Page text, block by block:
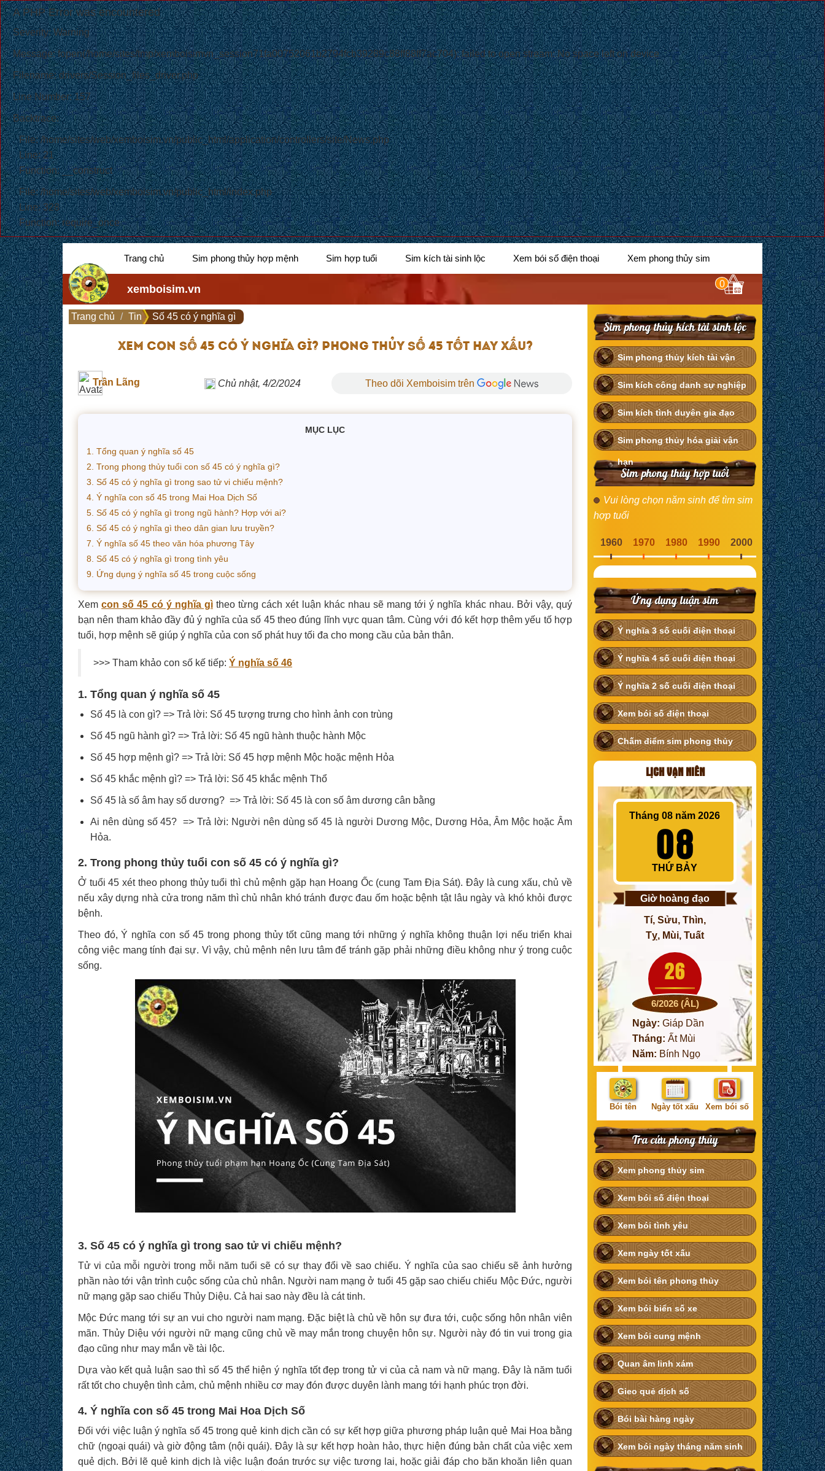
A PHP Error was encountered
Severity: Warning
Message: fopen(/home/sites/tmp/xemboisimvn_session71fa00752061b2794fcb39289c88ff88ff7ac704): failed to open stream: No space left on device
Filename: drivers/Session_files_driver.php
Line Number: 157
Backtrace:
File: /home/sites/web/xemboisim.vn/public_html/application/controllers/site/News.php
Line: 21
Function: __construct
File: /home/sites/web/xemboisim.vn/public_html/index.php
Line: 328
Function: require_once
Trang chủ Sim phong thủy hợp mệnh Sim hợp tuổi Sim kích tài sinh lộc Xem bói số điện thoại Xem phong thủy sim
xemboisim.vn 0
Trang chủ Tin Số 45 có ý nghĩa gì
XEM CON SỐ 45 CÓ Ý NGHĨA GÌ? PHONG THỦY SỐ 45 TỐT HAY XẤU?
Trần Lãng Chủ nhật, 4/2/2024 Theo dõi Xemboisim trên
MỤC LỤC
1. Tổng quan ý nghĩa số 45
2. Trong phong thủy tuổi con số 45 có ý nghĩa gì?
3. Số 45 có ý nghĩa gì trong sao tử vi chiếu mệnh?
4. Ý nghĩa con số 45 trong Mai Hoa Dịch Số
5. Số 45 có ý nghĩa gì trong ngũ hành? Hợp với ai?
6. Số 45 có ý nghĩa gì theo dân gian lưu truyền?
7. Ý nghĩa số 45 theo văn hóa phương Tây
8. Số 45 có ý nghĩa gì trong tình yêu
9. Ứng dụng ý nghĩa số 45 trong cuộc sống
Xemcon số 45 có ý nghĩa gìtheo từng cách xét luận khác nhau sẽ mang tới ý nghĩa khác nhau. Bởi vậy, quý
bạn nên tham khảo đầy đủ ý nghĩa của số 45 theo đúng lĩnh vực quan tâm. Cùng với đó kết hợp thêm yếu tố hợp
tuổi, hợp mệnh sẽ giúp ý nghĩa của con số phát huy tối đa cho mong cầu của bản thân.
>>> Tham khảo con số kế tiếp: Ý nghĩa số 46
1. Tổng quan ý nghĩa số 45
Số 45 là con gì? => Trả lời: Số 45 tượng trưng cho hình ảnh con trùng
Số 45 ngũ hành gì? => Trả lời: Số 45 ngũ hành thuộc hành Mộc
Số 45 hợp mệnh gì? => Trả lời: Số 45 hợp mệnh Mộc hoặc mệnh Hỏa
Số 45 khắc mệnh gì? => Trả lời: Số 45 khắc mệnh Thổ
Số 45 là số âm hay số dương? => Trả lời: Số 45 là con số âm dương cân bằng
Ai nên dùng số 45? => Trả lời: Người nên dùng số 45 là người Dương Mộc, Dương Hỏa, Âm Mộc hoặc Âm
Hỏa.
2. Trong phong thủy tuổi con số 45 có ý nghĩa gì?
Ở tuổi 45 xét theo phong thủy tuổi thì chủ mệnh gặp hạn Hoang Ốc (cung Tam Địa Sát). Đây là cung xấu, chủ về
nếu xây dựng nhà cửa trong năm thì chủ nhân khó tránh được đau ốm hoặc bệnh tật lâu ngày và khó khỏi được
bệnh.
Theo đó, Ý nghĩa con số 45 trong phong thủy tốt cũng mang tới những ý nghĩa không thuận lợi nếu triển khai
công việc mang tính đại sự. Vì vậy, chủ mệnh nên lưu tâm để tránh gặp phải những điều không như ý trong cuộc
sống.
3. Số 45 có ý nghĩa gì trong sao tử vi chiếu mệnh?
Tử vi của mỗi người trong mỗi năm tuổi sẽ có sự thay đổi về sao chiếu. Ý nghĩa của sao chiếu sẽ ảnh hưởng
phần nào tới vận trình cuộc sống của chủ nhân. Người nam mạng ở tuổi 45 gặp sao chiếu chiếu Mộc Đức, người
nữ mạng gặp sao chiếu Thủy Diệu. Cả hai sao này đều là cát tinh.
Mộc Đức mang tới sự an vui cho người nam mạng. Đặc biệt là chủ về hôn sự đưa tới, cuộc sống hôn nhân viên
mãn. Thủy Diệu với người nữ mạng cũng chủ về may mắn trong chuyện hôn sự. Người này đó tin vui trong gia
đạo cũng như may mắn về tài lộc.
Dựa vào kết quả luận sao thì số 45 thể hiện ý nghĩa tốt đẹp trong tử vi của cả nam và nữ mạng. Đây là năm tuổi
rất tốt cho chuyện tình cảm, chủ mệnh nhiều cơ may đón được duyên lành mang tới hạnh phúc trọn đời.
4. Ý nghĩa con số 45 trong Mai Hoa Dịch Số
Đối với việc luận ý nghĩa số 45 trong quẻ kinh dịch cần có sự kết hợp giữa phương pháp luận quẻ Mai Hoa bằng
chữ (ngoại quái) và giờ động tâm (nội quái). Đây là sự kết hợp hoàn hảo, thực hiện đúng bản chất của việc xem
quẻ dịch. Bởi lẽ quẻ kinh dịch là việc luận đoán trước sự việc tương lai, hoặc giải đáp cho băn khoăn liên quan
Sim phong thủy kích tài sinh lộc
Sim phong thủy kích tài vận
Sim kích công danh sự nghiệp
Sim kích tình duyên gia đạo
Sim phong thủy hóa giải vận
hạn
Sim phong thủy hợp tuổi
Vui lòng chọn năm sinh để tìm sim
hợp tuổi
1960 1970 1980 1990 2000
Ứng dụng luận sim
Ý nghĩa 3 số cuối điện thoại
Ý nghĩa 4 số cuối điện thoại
Ý nghĩa 2 số cuối điện thoại
Xem bói số điện thoại
Chấm điểm sim phong thủy
LỊCH VẠN NIÊN
Tháng 08 năm 2026
08
THỨ BẢY
Giờ hoàng đạo
Tí, Sửu, Thìn,
Tỵ, Mùi, Tuất
26
6/2026 (ÂL)
Ngày:Giáp Dần
Tháng:Ất Mùi
Năm: Bính Ngọ
Bói tên Ngày tốt xấu Xem bói số
Tra cứu phong thủy
Xem phong thủy sim
Xem bói số điện thoại
Xem bói tình yêu
Xem ngày tốt xấu
Xem bói tên phong thủy
Xem bói biển số xe
Xem bói cung mệnh
Quan âm linh xám
Gieo quẻ dịch số
Bói bài hàng ngày
Xem bói ngày tháng năm sinh